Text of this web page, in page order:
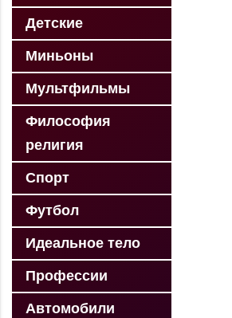
Детские
Миньоны
Мультфильмы
Философия
религия
Спорт
Футбол
Идеальное тело
Профессии
Автомобили